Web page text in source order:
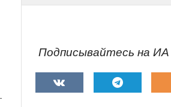
Подписывайтесь на ИА